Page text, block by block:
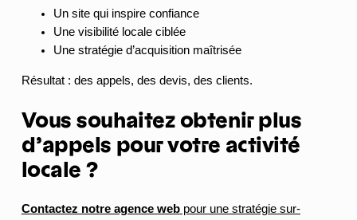
Un site qui inspire confiance
Une visibilité locale ciblée
Une stratégie d’acquisition maîtrisée
Résultat : des appels, des devis, des clients.
Vous souhaitez obtenir plus
d’appels pour votre activité
locale ?
Contactez notre agence webpour une stratégie sur-